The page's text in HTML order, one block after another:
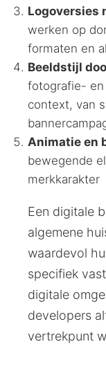
Logoversies
werken op
formaten en
Beeldstijl
fotografie-
context, van
Animatie en
bewegende
merkkarakter
Een digitale
algemene
waardevol
specifiek
digitale
developers
vertrekpunt